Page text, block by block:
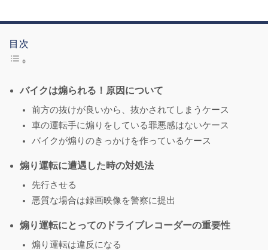
目次
バイクは煽られる！原因について
前方の抜けが良いから、抜かされてしまうケース
車の運転手に煽りをしている罪悪感はないケース
バイクが煽りのきっかけを作っているケース
煽り運転に遭遇した時の対処法
先行させる
悪質な場合は録画映像を警察に提出
煽り運転にとってのドライブレコーダーの重要性
煽り運転は違反になる